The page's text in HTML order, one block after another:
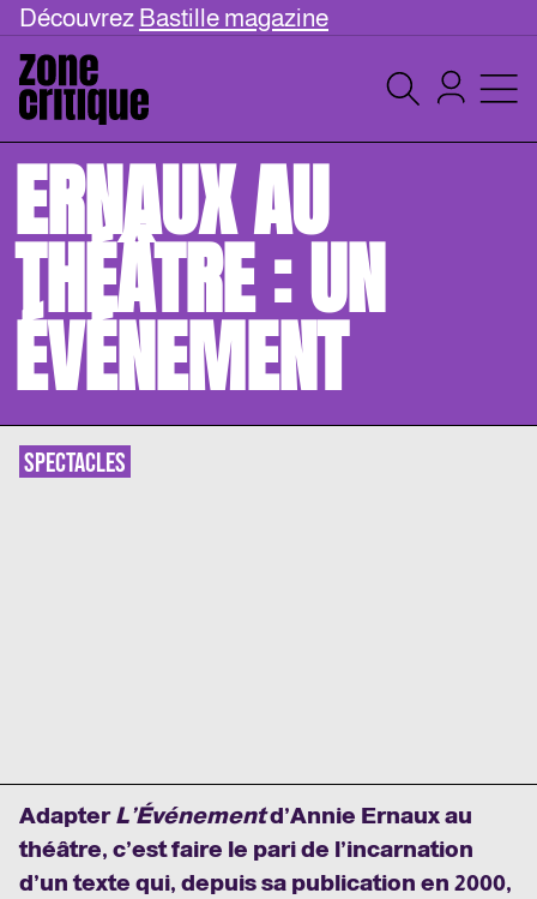
Découvrez Bastille magazine
ERNAUX AU
THÉÂTRE : UN
ÉVÉNEMENT
SPECTACLES
AdapterL’Événementd’Annie Ernaux au
théâtre, c’est faire le pari de l’incarnation
d’un texte qui, depuis sa publication en 2000,